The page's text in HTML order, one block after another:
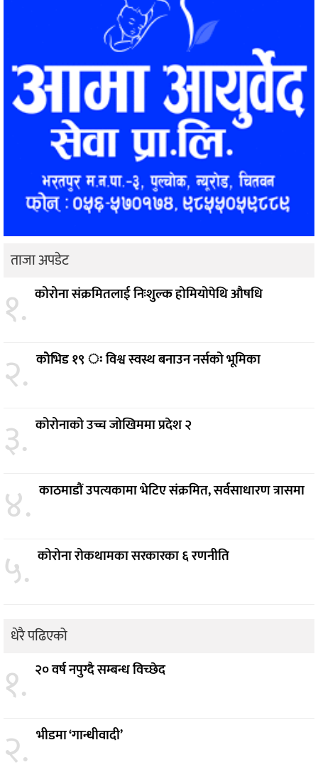
ताजा अपडेट
१. कोरोना संक्रमितलाई निःशुल्क होमियोपेथि औषधि
२. कोेभिड १९ ः विश्व स्वस्थ बनाउन नर्सको भूमिका
३. कोरोनाको उच्च जोखिममा प्रदेश २
४. काठमाडौं उपत्यकामा भेटिए संक्रमित, सर्वसाधारण त्रासमा
५. कोरोना रोकथामका सरकारका ६ रणनीति
धेरै पढिएको
१. २० वर्ष नपुग्दै सम्बन्ध विच्छेद
२. भीडमा ‘गान्धीवादी’